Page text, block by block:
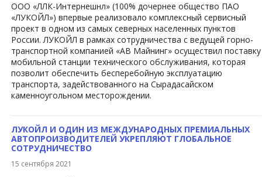
ООО «ЛЛК-Интернешнл» (100% дочернее общество ПАО
«ЛУКОЙЛ») впервые реализовало комплексный сервисный
проект в одном из самых северных населенных пунктов
России. ЛУКОЙЛ в рамках сотрудничества с ведущей горно-
транспортной компанией «АВ Майнинг» осуществил поставку
мобильной станции технического обслуживания, которая
позволит обеспечить бесперебойную эксплуатацию
транспорта, задействованного на Сырадасайском
каменноугольном месторождении.
ЛУКОЙЛ И ОДИН ИЗ МЕЖДУНАРОДНЫХ ПРЕМИАЛЬНЫХ
АВТОПРОИЗВОДИТЕЛЕЙ УКРЕПЛЯЮТ ГЛОБАЛЬНОЕ
СОТРУДНИЧЕСТВО
15 сентября 2021